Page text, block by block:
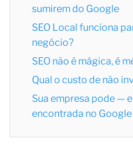
sumirem do Google
SEO Local funciona
negócio?
SEO não é mágica, é
Qual o custo de não
Sua empresa pode —
encontrada no Google